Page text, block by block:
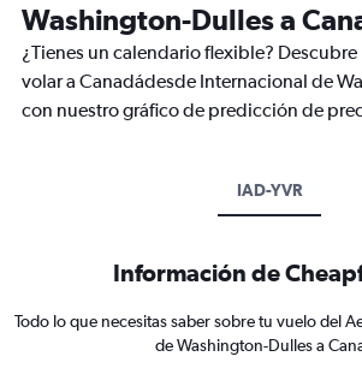
Washington-Dulles a
¿Tienes un calendario flexible?
volar a Canadádesde Internacional de
con nuestro gráfico de predicción de
IAD-YVR
Información de
Todo lo que necesitas saber sobre tu vuelo del
de Washington-Dulles a